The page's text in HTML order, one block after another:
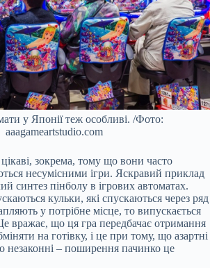
у Японії теж особливі. /Фото:
aaagameartstudio.com
зокрема, тому що вони часто
несумісними ігри. Яскравий приклад
синтез пінболу в ігрових автоматах.
кульки, які спускаються через ряд
у потрібне місце, то випускається
вражає, що ця гра передбачає отримання
на готівку, і це при тому, що азартні
незаконні – поширення пачинко це